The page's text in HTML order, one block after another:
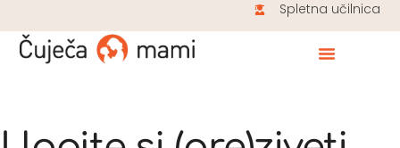
Spletna učilnica